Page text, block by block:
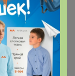
рукава.